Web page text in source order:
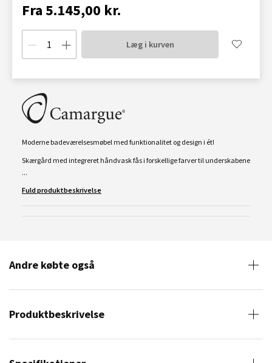
Fra 5.145,00 kr.
Læg i kurven
Moderne badeværelsesmøbel med funktionalitet og design i ét!
Skærgård med integreret håndvask fås i forskellige farver til underskabene
...
Fuld produktbeskrivelse
Andre købte også
Produktbeskrivelse